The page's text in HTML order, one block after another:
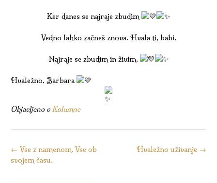
Ker danes se najraje zbudim
Vedno lahko začneš znova. Hvala ti, babi.
Najraje se zbudim in živim.
Hvaležno, Barbara
Objavljeno vKolumne
Kazalo
objav
Hvaležno uživanje →
← Vse z namenom. Vse ob
svojem času.